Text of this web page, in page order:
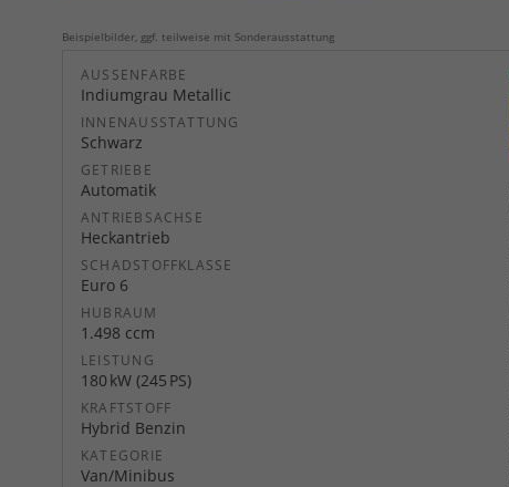
Beispielbilder, ggf. teilweise mit Sonderausstattung
AUSSENFARBE
Indiumgrau Metallic
INNENAUSSTATTUNG
Schwarz
GETRIEBE
Automatik
ANTRIEBSACHSE
Heckantrieb
SCHADSTOFFKLASSE
Euro 6
HUBRAUM
1.498 ccm
LEISTUNG
180 kW (245 PS)
KRAFTSTOFF
Hybrid Benzin
KATEGORIE
Van/Minibus